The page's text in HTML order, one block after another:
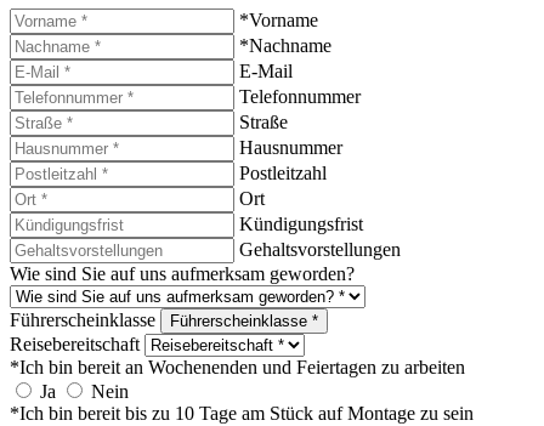
*Vorname
*Nachname
E-Mail
Telefonnummer
Straße
Hausnummer
Postleitzahl
Ort
Kündigungsfrist
Gehaltsvorstellungen
Wie sind Sie auf uns aufmerksam geworden?
Führerscheinklasse Führerscheinklasse *
Reisebereitschaft
*Ich bin bereit an Wochenenden und Feiertagen zu arbeiten
Ja
Nein
*Ich bin bereit bis zu 10 Tage am Stück auf Montage zu sein